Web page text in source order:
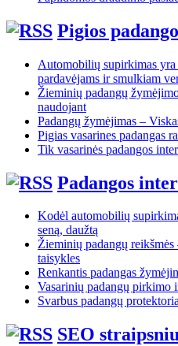
Pigios
Automobilių supirkimas
pardavėjams ir smulkiam
Žieminių padangų
naudojant
Padangų žymėjimas –
Pigias vasarines padangas
Tik vasarinės padangos
Padangos
Kodėl automobilių
seną, daužtą
Žieminių padangų
taisykles
Renkantis padangas
Vasarinių padangų pirkimo
Svarbus padangų
SEO